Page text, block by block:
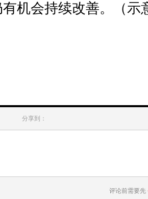
分享到：
评论前需要先